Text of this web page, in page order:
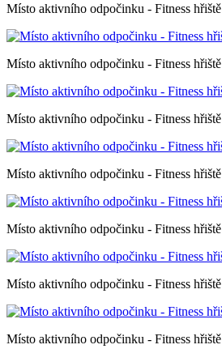
Místo aktivního odpočinku - Fitness hřiště
Místo aktivního odpočinku - Fitness hřiště
Místo aktivního odpočinku - Fitness hřiště
Místo aktivního odpočinku - Fitness hřiště
Místo aktivního odpočinku - Fitness hřiště
Místo aktivního odpočinku - Fitness hřiště
Místo aktivního odpočinku - Fitness hřiště